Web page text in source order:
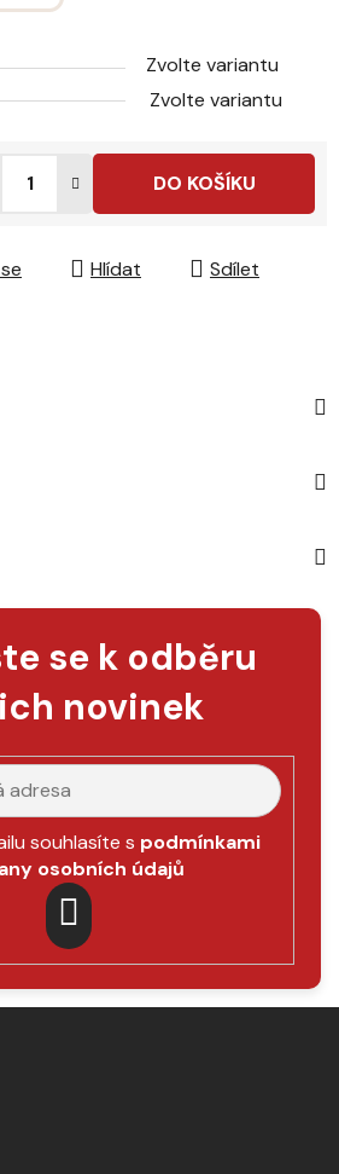
Zvolte variantu
Zvolte variantu
DO KOŠÍKU
Hlídat Sdílet
se k odběru
novinek
souhlasíte s podmínkami
osobních údajů
PŘIHLÁSIT
SE